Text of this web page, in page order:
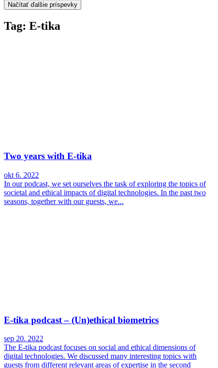
Načítať ďalšie príspevky
Tag: E-tika
Two years with E-tika
okt 6. 2022
In our podcast, we set ourselves the task of exploring the topics of
societal and ethical impacts of digital technologies. In the past two
seasons, together with our guests, we...
E-tika podcast – (Un)ethical biometrics
sep 20. 2022
The E-tika podcast focuses on social and ethical dimensions of
digital technologies. We discussed many interesting topics with
guests from different relevant areas of expertise in the second